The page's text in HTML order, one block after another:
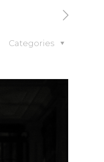
Categories